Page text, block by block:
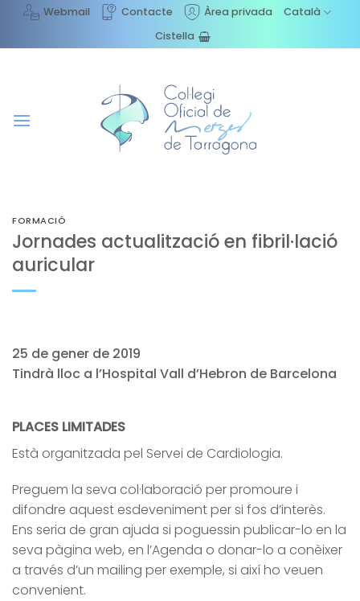
content
Webmail Contacte Àrea privada
Català
Cistella
FORMACIÓ
Jornades actualització en fibril·lació
auricular
25 de gener de 2019
Tindrà lloc a l’Hospital Vall d’Hebron de Barcelona
PLACES LIMITADES
Està organitzada pel Servei de Cardiologia.
Preguem la seva col·laboració per promoure i
difondre aquest esdeveniment per si fos d’interès.
Ens seria de gran ajuda si poguessin publicar-lo en la
seva pàgina web, en l’Agenda o donar-lo a conèixer
a través d’un mailing per exemple, si així ho veuen
convenient.